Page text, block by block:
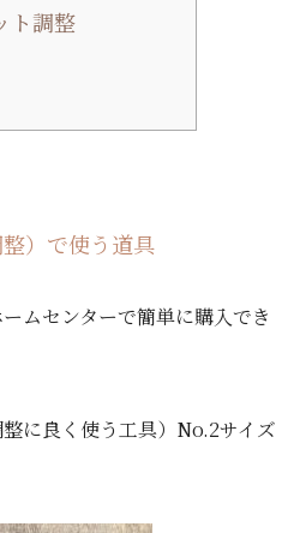
ト調整
）で使う道具
ムセンターで簡単に購入でき
に良く使う工具）No.2サイズ